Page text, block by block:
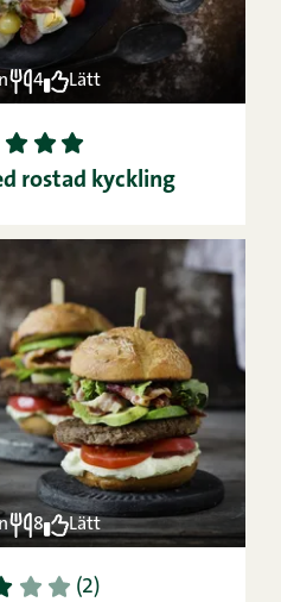
4 Lätt
3 4
5
rostad kyckling
8 Lätt
4 5 (2)